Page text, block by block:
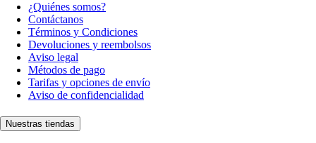
¿Quiénes somos?
Contáctanos
Términos y Condiciones
Devoluciones y reembolsos
Aviso legal
Métodos de pago
Tarifas y opciones de envío
Aviso de confidencialidad
Nuestras tiendas